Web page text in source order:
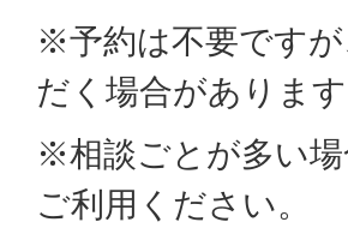
※予約は不要です
だく場合があります
※相談ごとが多い
ご利用ください。